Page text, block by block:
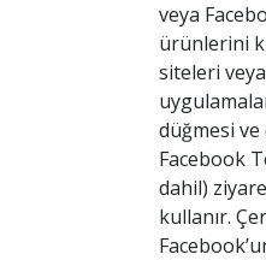
veya
ürünlerini
siteleri veya
düğmesi
Facebook
dahil)
kullanır.